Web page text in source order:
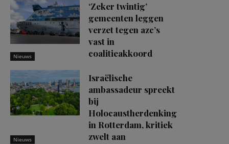
Nieuws
‘Zeker twintig’
gemeenten leggen
verzet tegen azc’s
vast in
coalitieakkoord
Nieuws
Israëlische
ambassadeur spreekt
bij
Holocaustherdenking
in Rotterdam, kritiek
zwelt aan